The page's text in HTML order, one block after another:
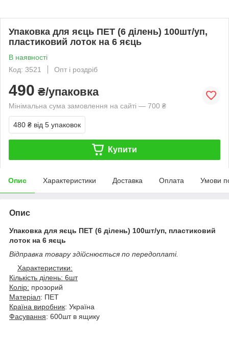
Упаковка для яєць ПЕТ (6 ділень) 100шт/уп,
пластиковий лоток на 6 яєць
В наявності
Код: 3521
Опт і роздріб
490 ₴/упаковка
Мінімальна сума замовлення на сайті — 700 ₴
480 ₴ від 5 упаковок
Купити
Опис Характеристики Доставка Оплата Умови
Опис
Упаковка для яєць ПЕТ (6 ділень) 100шт/уп, пластиковий
лоток на 6 яєць
Відправка товару здійснюється по передоплаті.
Характеристики:
Кількість ділень: 6шт
Колір: прозорий
Матеріал: ПЕТ
Країна виробник: Україна
Фасування: 600шт в ящику